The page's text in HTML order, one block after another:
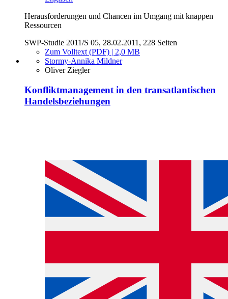
Herausforderungen und Chancen im Umgang mit knappen
Ressourcen
SWP-Studie 2011/S 05, 28.02.2011, 228 Seiten
Zum Volltext (PDF) | 2,0 MB
Stormy-Annika Mildner
Oliver Ziegler
Konfliktmanagement in den transatlantischen
Handelsbeziehungen